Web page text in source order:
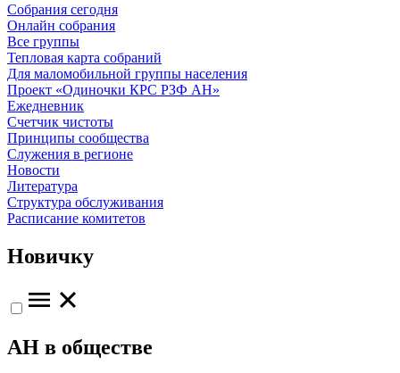
Собрания сегодня
Онлайн собрания
Все группы
Тепловая карта собраний
Для маломобильной группы населения
Проект «Одиночки КРС РЗФ АН»
Ежедневник
Счетчик чистоты
Принципы сообщества
Служения в регионе
Новости
Литература
Структура обслуживания
Расписание комитетов
Новичку
АН в обществе